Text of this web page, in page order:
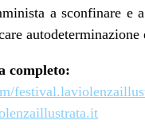
a sconfinare e
completo: